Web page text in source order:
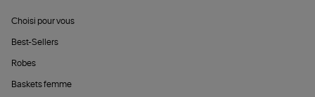
Choisi pour vous
Best-Sellers
Robes
Baskets femme